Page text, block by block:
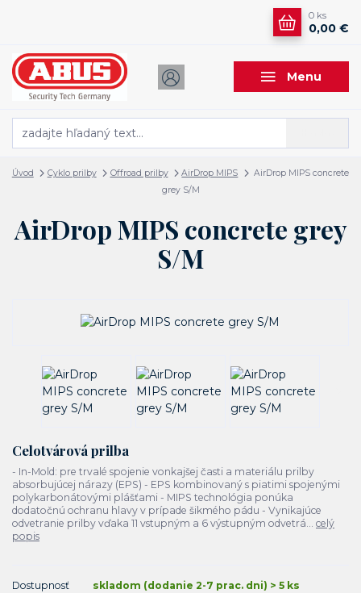
Menu
0 ks
0,00 €
Úvod Cyklo prilby Offroad prilby AirDrop MIPS
AirDrop MIPS concrete
grey S/M
AirDrop MIPS concrete grey
S/M
Celotvárová prilba
- In-Mold: pre trvalé spojenie vonkajšej časti a materiálu prilby
absorbujúcej nárazy (EPS) - EPS kombinovaný s piatimi spojenými
polykarbonátovými plášťami - MIPS technológia ponúka
dodatočnú ochranu hlavy v prípade šikmého pádu - Vynikajúce
odvetranie prilby vďaka 11 vstupným a 6 výstupným odvetrá... celý
popis
Dostupnosť
skladom (dodanie 2-7 prac. dni) > 5 ks